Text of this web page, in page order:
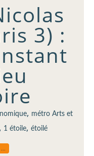
3) :
, métro Arts et
, 1 étoile, étoilé